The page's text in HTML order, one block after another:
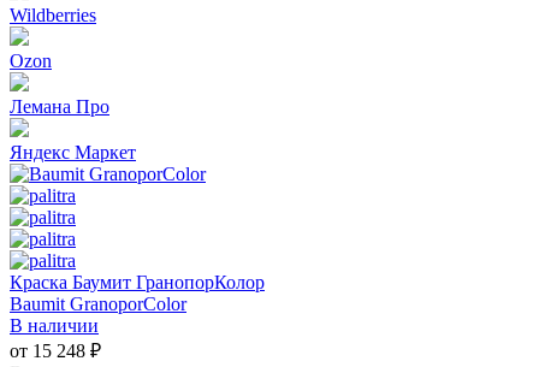
Wildberries
Ozon
Лемана Про
Яндекс Маркет
Краска Баумит ГранопорКолор
Baumit GranoporColor
В наличии
от 15 248 ₽